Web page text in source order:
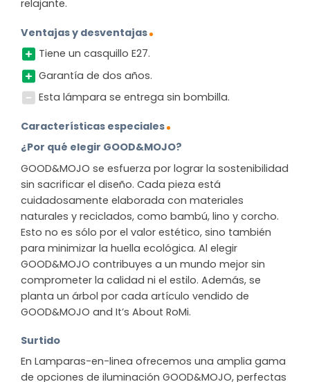
relajante.
Ventajas y desventajas
Tiene un casquillo E27.
Garantía de dos años.
Esta lámpara se entrega sin bombilla.
Características especiales
¿Por qué elegir GOOD&MOJO?
GOOD&MOJO se esfuerza por lograr la sostenibilidad
sin sacrificar el diseño. Cada pieza está
cuidadosamente elaborada con materiales
naturales y reciclados, como bambú, lino y corcho.
Esto no es sólo por el valor estético, sino también
para minimizar la huella ecológica. Al elegir
GOOD&MOJO contribuyes a un mundo mejor sin
comprometer la calidad ni el estilo. Además, se
planta un árbol por cada artículo vendido de
GOOD&MOJO and It’s About RoMi.
Surtido
En Lamparas-en-linea ofrecemos una amplia gama
de opciones de iluminación GOOD&MOJO, perfectas